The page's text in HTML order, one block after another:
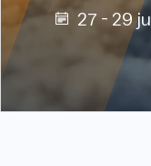
27 - 29